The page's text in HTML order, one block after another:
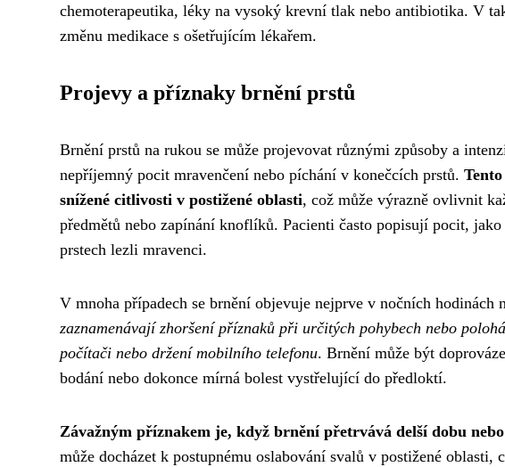
chemoterapeutika, léky na vysoký krevní tlak nebo antibiotika. V
změnu medikace s ošetřujícím lékařem.
Projevy a příznaky brnění prstů
Brnění prstů na rukou se může projevovat různými způsoby a
nepříjemný pocit mravenčení nebo píchání v konečcích prstů.
snížené citlivosti v postižené oblasti, což může výrazně ovlivnit
předmětů nebo zapínání knoflíků. Pacienti často popisují pocit,
prstech lezli mravenci.
V mnoha případech se brnění objevuje nejprve v nočních hodinách
zaznamenávají zhoršení příznaků při určitých pohybech nebo
počítači nebo držení mobilního telefonu. Brnění může být
bodání nebo dokonce mírná bolest vystřelující do předloktí.
Závažným příznakem je, když brnění přetrvává delší dobu
může docházet k postupnému oslabování svalů v postižené